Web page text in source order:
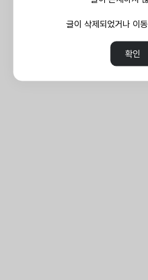
글이 삭제되었거나 이
확인